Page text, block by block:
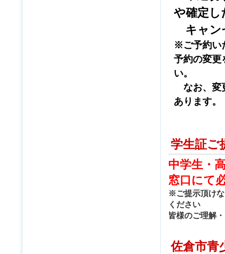
や確定し
キャン
※ご予約い
予約の変更
い。
なお、変
あります。
学生証ご
中学生・
窓口にて
※ご提示頂け
ください
皆様のご理解
佐倉市青